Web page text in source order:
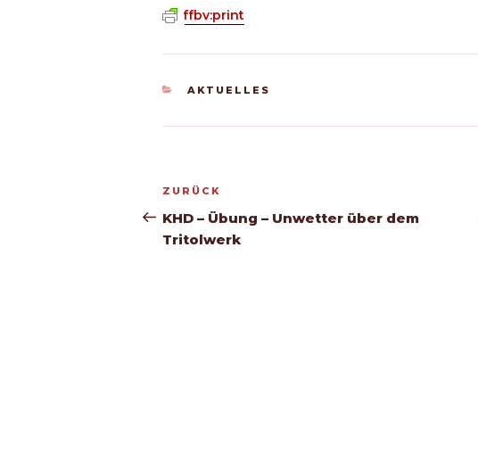
ffbv:print
KATEGORIEN
AKTUELLES
Beitragsnavigation
Vorheriger
Beitrag
ZURÜCK
KHD – Übung – Unwetter über dem
Tritolwerk